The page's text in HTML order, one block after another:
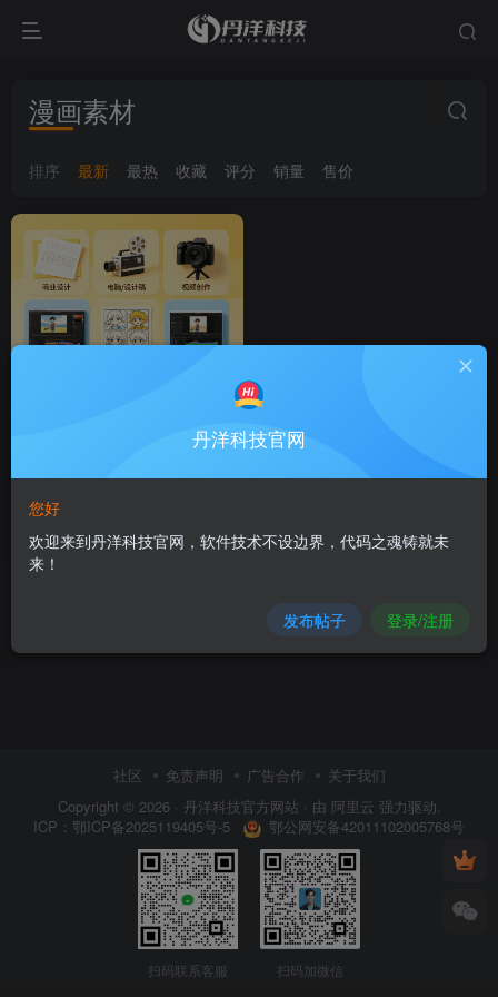
漫画素材
排序 最新 最热 收藏 评分 销量 售价
童教具/美术商用素材
￥5
社区 免责声明 广告合作
关于我们
Copyright © 2026 · 丹洋科技官方网站 · 由 阿里云 强力驱动.
ICP： 鄂ICP备2025119405号-5 鄂公网安备42011102005768号
扫码联系客服 扫码加微信
丹洋科技官网
您好
欢迎来到丹洋科技官网，软件技术不设边界，代码之魂铸就未
来！
发布帖子 登录/注册